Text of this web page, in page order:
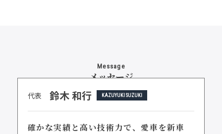
Message
メッセージ
代表 鈴木 和行 KAZUYUKI SUZUKI
確かな実績と高い技術力で、愛車を新車